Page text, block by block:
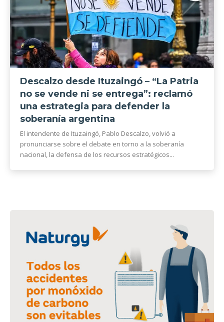
Descalzo desde Ituzaingó – “La Patria
no se vende ni se entrega”: reclamó
una estrategia para defender la
soberanía argentina
El intendente de Ituzaingó, Pablo Descalzo, volvió a
pronunciarse sobre el debate en torno a la soberanía
nacional, la defensa de los recursos estratégicos...